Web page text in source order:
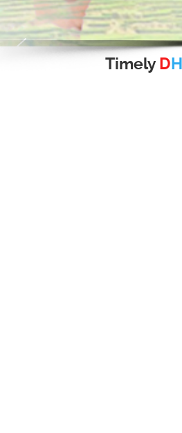
Timely DH